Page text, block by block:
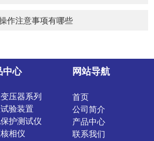
作注意事项有哪些
中心
压器系列
验装置
护测试仪
相仪
网站导航
首页
公司简介
产品中心
联系我们